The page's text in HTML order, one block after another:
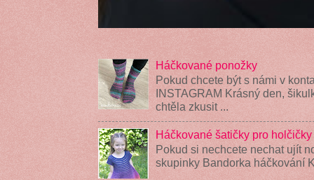
Háčkované ponožky
Pokud chcete být s námi v
INSTAGRAM Krásný den,
chtěla zkusit ...
Háčkované šatičky pro holčičky
Pokud si nechcete nechat ujít
skupinky Bandorka háčkování